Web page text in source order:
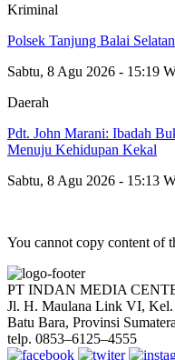
Kriminal
Polsek Tanjung Balai
Sabtu, 8 Agu 2026 - 15:19
Daerah
Pdt. John Marani: Ibadah
Menuju Kehidupan Kekal
Sabtu, 8 Agu 2026 - 15:13
You cannot copy content of
PT INDAN MEDIA
Jl. H. Maulana Link VI,
Batu Bara, Provinsi
telp. 0853–6125–4555